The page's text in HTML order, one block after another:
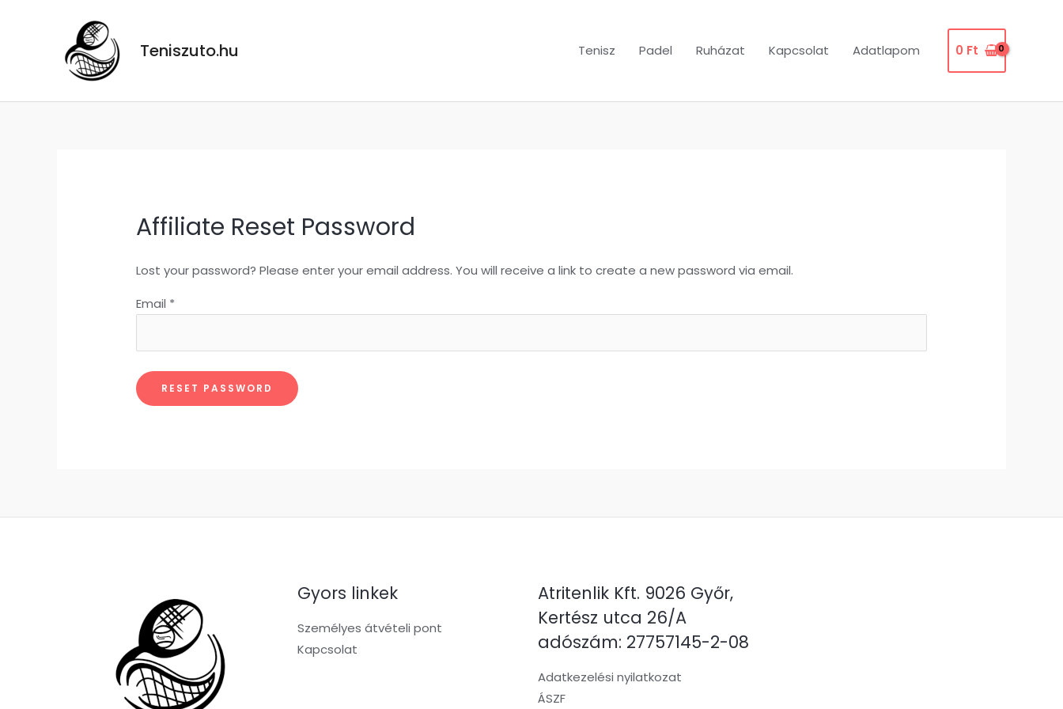
Teniszuto.hu Tenisz Padel Ruházat Kapcsolat Adatlapom 0 Ft
Affiliate Reset Password
Lost your password? Please enter your email address. You will receive a link to create a new password via email.
Email *
RESET PASSWORD
Gyors linkek
Személyes átvételi pont
Kapcsolat
Atritenlik Kft. 9026 Győr,
Kertész utca 26/A
adószám: 27757145-2-08
Adatkezelési nyilatkozat
ÁSZF